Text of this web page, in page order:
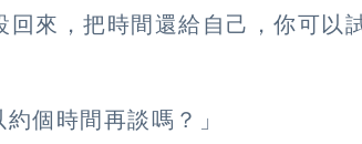
來，把時間還給自己，你可以
個時間再談嗎？」